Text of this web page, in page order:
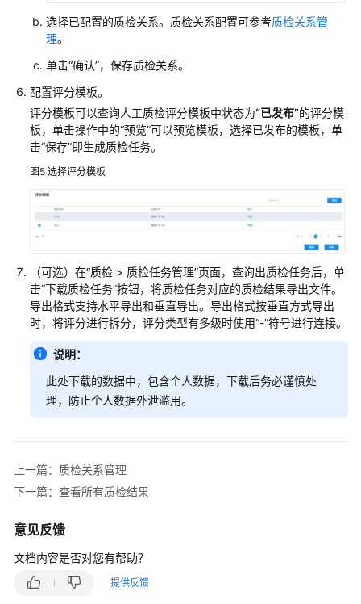
理
人
质
检
配
检
评
分
配
人
质
分
板
检
选择已配置的质检关系。质检关系配置可参考质检关系管
理。
单击“确认”，保存质检关系。
配置评分模板。
评分模板可以查询人工质检评分模板中状态为“已发布”的评分模
板，单击操作中的“预览”可以预览模板，选择已发布的模板，单
击“保存”即生成质检任务。
图5 选择评分模板
（可选）在“质检 > 质检任务管理”页面，查询出质检任务后，单
击“下载质检任务”按钮，将质检任务对应的质检结果导出文件。
导出格式支持水平导出和垂直导出。导出格式按垂直方式导出
时，将评分进行拆分，评分类型有多级时使用“-”符号进行连接。
说明：
此处下载的数据中，包含个人数据，下载后务必谨慎处
理，防止个人数据外泄滥用。
上一篇：质检关系管理
下一篇：查看所有质检结果
意见反馈
文档内容是否对您有帮助？
提供反馈